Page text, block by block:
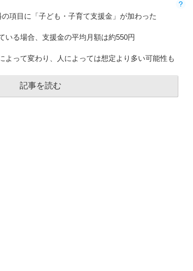
の項目に「子ども・子育て支援金」が加わった
いる場合、支援金の平均月額は約550円
よって変わり、人によっては想定より多い可能性も
記事を読む